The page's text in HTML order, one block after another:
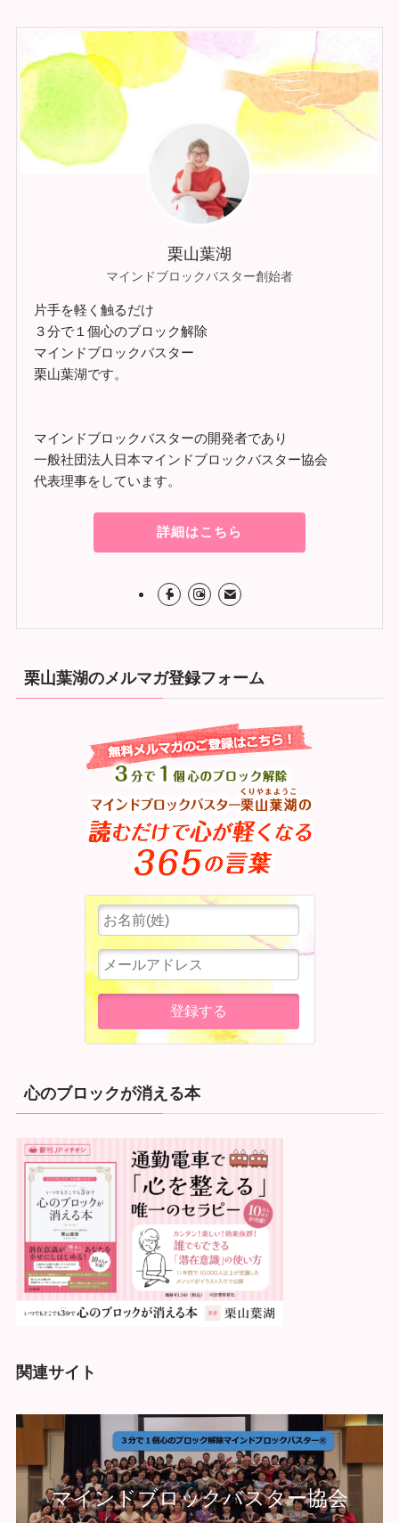
栗山葉湖
マインドブロックバスター創始者
片手を軽く触るだけ
３分で１個心のブロック解除
マインドブロックバスター
栗山葉湖です。
マインドブロックバスターの開発者であり
一般社団法人日本マインドブロックバスター協会
代表理事をしています。
詳細はこちら
栗山葉湖のメルマガ登録フォーム
心のブロックが消える本
関連サイト
マインドブロックバスター協会